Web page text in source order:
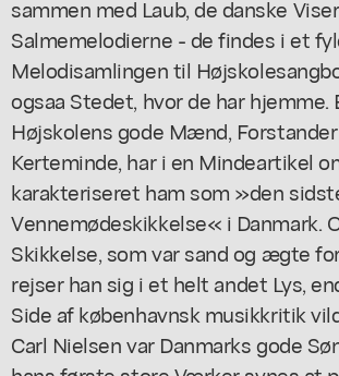
sammen med Laub, de danske
Salmemelodierne - de findes i et
Melodisamlingen til
ogsaa Stedet, hvor de har hjemme.
Højskolens gode Mænd,
Kerteminde, har i en Mindeartikel
karakteriseret ham som »den
Vennemødeskikkelse« i Danmark.
Skikkelse, som var sand og ægte
rejser han sig i et helt andet Lys,
Side af københavnsk musikkritik
Carl Nielsen var Danmarks gode